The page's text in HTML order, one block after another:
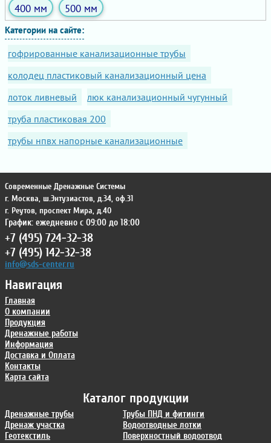
400 мм
500 мм
Категории на сайте:
гофрированные канализационные трубы
колодец пластиковый канализационный цена
лоток ливневый
люк канализационный чугунный
труба пластиковая 200
трубы нпвх напорные канализационные
Каталог продукции
Дренажные трубы
Дренаж участка
Геотекстиль
Трубы ПНД и фитинги
Водоотводные лотки
Поверхностный водоотвод
Навигация
Главная
О компании
Продукция
Дренажные работы
Информация
Доставка и Оплата
Контакты
Карта сайта
Современные Дренажные Системы
г. Москва, ш.Энтузиастов, д.34, оф.31
г. Реутов, проспект Мира, д.40
График: ежедневно с 09:00 до 18:00
+7 (495) 724-32-38
+7 (495) 142-32-38
info@sds-center.ru